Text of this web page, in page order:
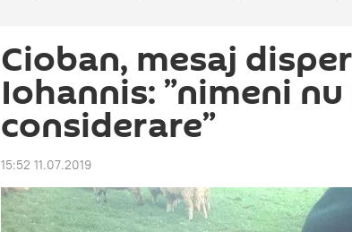
Cioban, mesaj
Iohannis: ”nimeni
considerare”
15:52 11.07.2019